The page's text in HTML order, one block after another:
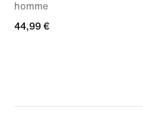
homme
44,99 €
44,99 €